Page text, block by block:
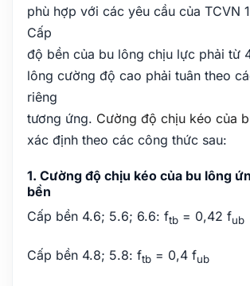
phù hợp với các yêu cầu của TCVN
Cấp
độ bền của bu lông chịu lực phải từ
lông cường độ cao phải tuân theo
riêng
tương ứng. Cường độ chịu kéo của
xác định theo các công thức sau:
1. Cường độ chịu kéo của bu lông
bền
Cấp bền 4.6; 5.6; 6.6: ftb = 0,42 fub
Cấp bền 4.8; 5.8: ftb = 0,4 fub